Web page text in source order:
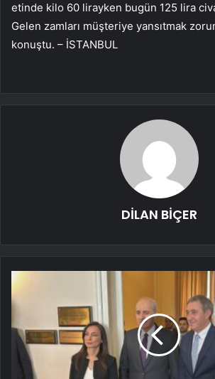
etinde kilo 60 lirayken bugün 125 lira
Gelen zamları müşteriye yansıtmak
konuştu. – İSTANBUL
DİLAN BİÇER